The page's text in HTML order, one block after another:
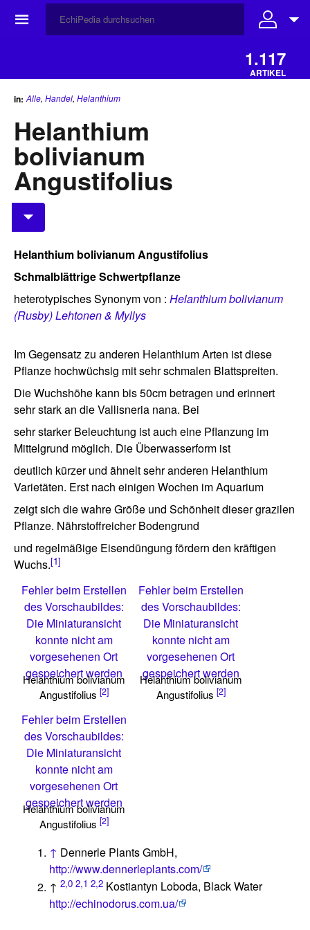
☰
1.117
ARTIKEL
in: Alle, Handel, Helanthium
Helanthium
bolivianum
Angustifolius
Helanthium bolivianum Angustifolius
Schmalblättrige Schwertpflanze
heterotypisches Synonym von : Helanthium bolivianum
(Rusby) Lehtonen & Myllys
Im Gegensatz zu anderen Helanthium Arten ist diese
Pflanze hochwüchsig mit sehr schmalen Blattspreiten.
Die Wuchshöhe kann bis 50cm betragen und erinnert
sehr stark an die Vallisneria nana. Bei
sehr starker Beleuchtung ist auch eine Pflanzung im
Mittelgrund möglich. Die Überwasserform ist
deutlich kürzer und ähnelt sehr anderen Helanthium
Varietäten. Erst nach einigen Wochen im Aquarium
zeigt sich die wahre Größe und Schönheit dieser grazilen
Pflanze. Nährstoffreicher Bodengrund
und regelmäßige Eisendüngung fördern den kräftigen
Wuchs.[1]
Fehler beim Erstellen
des Vorschaubildes:
Die Miniaturansicht
konnte nicht am
vorgesehenen Ort
gespeichert werden
Helanthium bolivianum
Angustifolius [2]
Fehler beim Erstellen
des Vorschaubildes:
Die Miniaturansicht
konnte nicht am
vorgesehenen Ort
gespeichert werden
Helanthium bolivianum
Angustifolius [2]
Fehler beim Erstellen
des Vorschaubildes:
Die Miniaturansicht
konnte nicht am
vorgesehenen Ort
gespeichert werden
Helanthium bolivianum
Angustifolius [2]
↑ Dennerle Plants GmbH,
http://www.dennerleplants.com/
↑2,0 2,1 2,2 Kostiantyn Loboda, Black Water
http://echinodorus.com.ua/